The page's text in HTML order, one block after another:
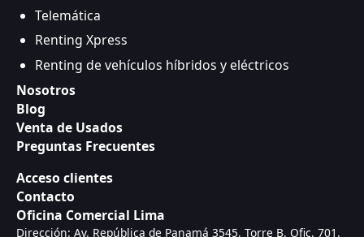
Telemática
Renting Xpress
Renting de vehículos híbridos y eléctricos
Nosotros
Blog
Venta de Usados
Preguntas Frecuentes
Acceso clientes
Contacto
Oficina Comercial Lima
Dirección: Av. República de Panamá 3545, Torre B, Ofic. 701.